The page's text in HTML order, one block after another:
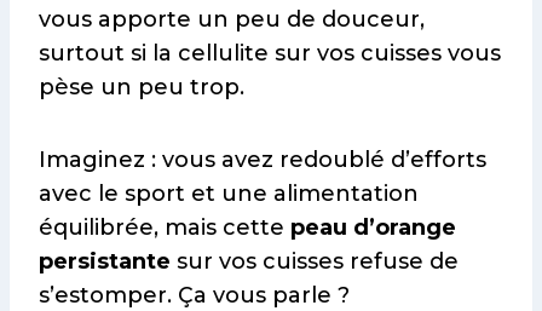
vous apporte un peu de douceur,
surtout si la cellulite sur vos cuisses vous
pèse un peu trop.
Imaginez : vous avez redoublé d’efforts
avec le sport et une alimentation
équilibrée, mais cette peau d’orange
persistante sur vos cuisses refuse de
s’estomper. Ça vous parle ?